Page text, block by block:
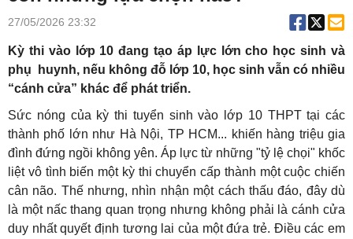
27/05/2026 23:32
Kỳ thi vào lớp 10 đang tạo áp lực lớn cho học sinh và
phụ huynh, nếu không đỗ lớp 10, học sinh vẫn có nhiều
“cánh cửa” khác để phát triển.
Sức nóng của kỳ thi tuyển sinh vào lớp 10 THPT tại các
thành phố lớn như Hà Nội, TP HCM... khiến hàng triệu gia
đình đứng ngồi không yên. Áp lực từ những "tỷ lệ chọi" khốc
liệt vô tình biến một kỳ thi chuyển cấp thành một cuộc chiến
cân não. Thế nhưng, nhìn nhận một cách thấu đáo, đây dù
là một nấc thang quan trọng nhưng không phải là cánh cửa
duy nhất quyết định tương lai của một đứa trẻ. Điều các em